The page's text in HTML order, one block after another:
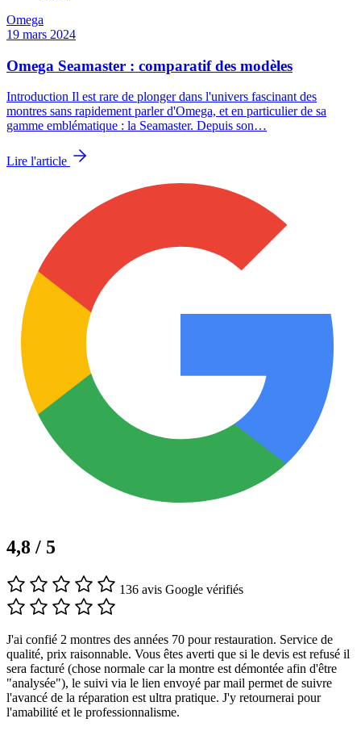
Omega
19 mars 2024
Omega Seamaster : comparatif des modèles
Introduction Il est rare de plonger dans l'univers fascinant des
montres sans rapidement parler d'Omega, et en particulier de sa
gamme emblématique : la Seamaster. Depuis son…
Lire l'article
4,8 / 5
136 avis Google vérifiés
J'ai confié 2 montres des années 70 pour restauration. Service de
qualité, prix raisonnable. Vous êtes averti que si le devis est refusé il
sera facturé (chose normale car la montre est démontée afin d'être
"analysée"), le suivi via le lien envoyé par mail permet de suivre
l'avancé de la réparation est ultra pratique. J'y retournerai pour
l'amabilité et le professionnalisme.